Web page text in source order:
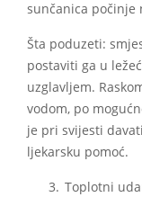
sunčanica počinje
Šta poduzeti:
postaviti ga u
uzglavljem.
vodom, po
je pri svijesti
ljekarsku pomoć.
Toplotni